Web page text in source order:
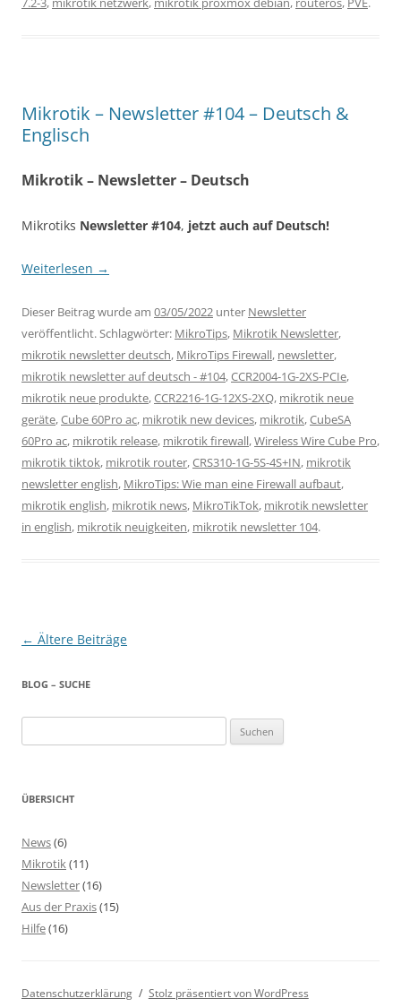
Mikrotik – Newsletter #104 – Deutsch &
Englisch
Mikrotik – Newsletter – Deutsch
Mikrotiks Newsletter #104, jetzt auch auf Deutsch!
Weiterlesen →
Dieser Beitrag wurde am 03/05/2022 unter Newsletter
veröffentlicht. Schlagwörter: MikroTips, Mikrotik Newsletter,
mikrotik newsletter deutsch, MikroTips Firewall, newsletter,
mikrotik newsletter auf deutsch - #104,CCR2004-1G-2XS-PCIe,
mikrotik neue produkte,CCR2216-1G-12XS-2XQ, mikrotik neue
geräte,Cube 60Pro ac, mikrotik new devices, mikrotik,CubeSA
60Pro ac, mikrotik release, mikrotik firewall,Wireless Wire Cube Pro,
mikrotik tiktok, mikrotik router,CRS310-1G-5S-4S+IN, mikrotik
newsletter english, MikroTips: Wie man eine Firewall aufbaut,
mikrotik english, mikrotik news, MikroTikTok, mikrotik newsletter
in english, mikrotik neuigkeiten, mikrotik newsletter 104.
Beitragsnavigation
← Ältere Beiträge
BLOG – SUCHE
nach:
ÜBERSICHT
News(6)
Mikrotik(11)
Newsletter(16)
Aus der Praxis(15)
Hilfe(16)
Datenschutzerklärung Stolz präsentiert von WordPress